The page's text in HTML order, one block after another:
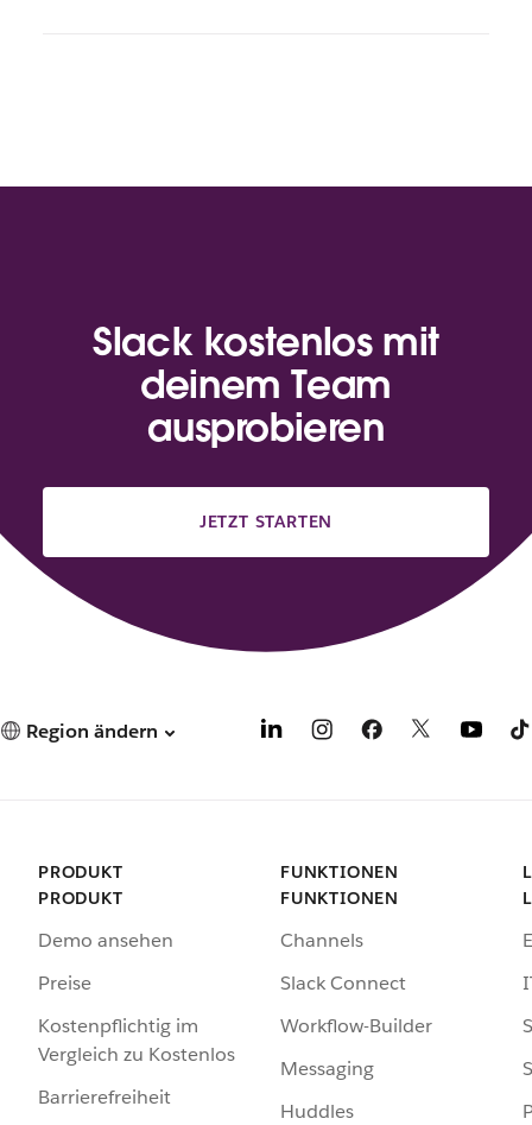
Slack kostenlos mit
deinem Team
ausprobieren
JETZT STARTEN
Region ändern
PRODUKT
PRODUKT
Demo ansehen
Preise
Kostenpflichtig im
Vergleich zu Kostenlos
Barrierefreiheit
FUNKTIONEN
FUNKTIONEN
Channels
Slack Connect
Workflow-Builder
Messaging
Huddles